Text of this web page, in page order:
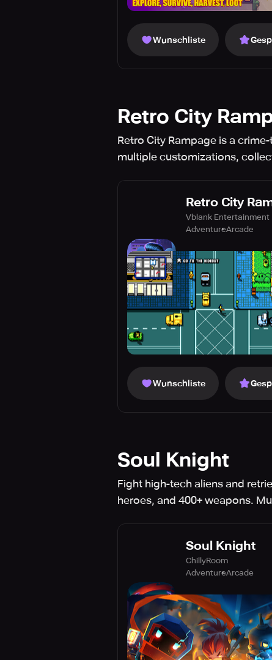
Wunschliste
Retro City
Retro City Rampage is a
multiple customizations,
Retro City
Vblank Entertainment
AdventureArcade
Wunschliste
Soul Knight
Fight high-tech aliens and
heroes, and 400+ weapons.
Soul Knight
ChillyRoom
AdventureArcade